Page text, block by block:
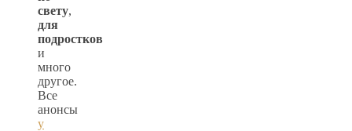
свету,
для
подростков
и
много
другое.
Все
анонсы
у